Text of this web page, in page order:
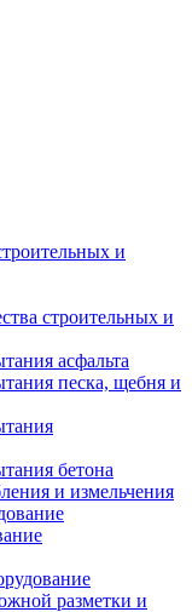
и
строительных и
асфальта
песка, щебня и
бетона
и измельчения
разметки и